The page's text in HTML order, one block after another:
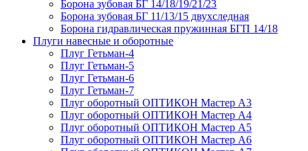
Борона зубовая БГ 14/18/19/21/23
Борона зубовая БГ 11/13/15 двухследная
Борона гидравлическая пружинная БГП 14/18
Плуги навесные и оборотные
Плуг Гетьман-4
Плуг Гетьман-5
Плуг Гетьман-6
Плуг Гетьман-7
Плуг оборотный ОПТИКОН Мастер А3
Плуг оборотный ОПТИКОН Мастер А4
Плуг оборотный ОПТИКОН Мастер А5
Плуг оборотный ОПТИКОН Мастер А6